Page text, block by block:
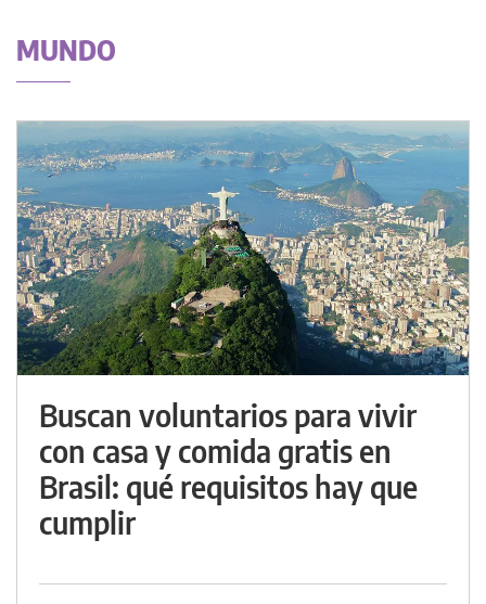
MUNDO
Buscan voluntarios para vivir
con casa y comida gratis en
Brasil: qué requisitos hay que
cumplir